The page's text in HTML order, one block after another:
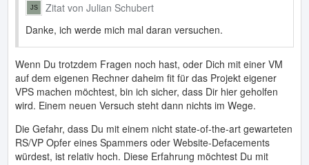
Edit: mitlerweile gibt es doch für Windows 10 das Windows
Subsystem for Linux, wo man sich auch den PHP
Interpreter für Ubuntu herunterladen und benutzen kann.
Dann kann man auch seine POSIX-PHP Skripte testen...
Zitat von Julian Schubert
Danke, ich werde mich mal daran versuchen.
Wenn Du trotzdem Fragen noch hast, oder Dich mit einer VM
auf dem eigenen Rechner daheim fit für das Projekt eigener
VPS machen möchtest, bin ich sicher, dass Dir hier geholfen
wird. Einem neuen Versuch steht dann nichts im Wege.
Die Gefahr, dass Du mit einem nicht state-of-the-art gewarteten
RS/VP Opfer eines Spammers oder Website-Defacements
würdest, ist relativ hoch. Diese Erfahrung möchtest Du mit